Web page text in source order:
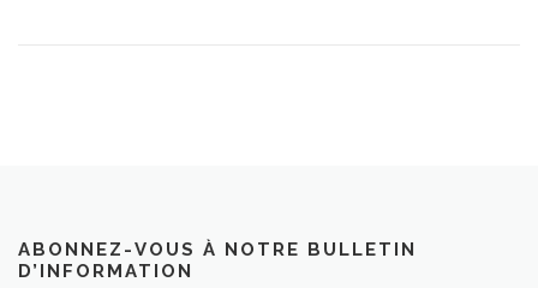
ABONNEZ-VOUS À NOTRE BULLETIN
D’INFORMATION